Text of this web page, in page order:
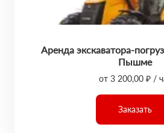
Аренда экскаватора-
Пышме
от 3 200,00 ₽ /
Заказать